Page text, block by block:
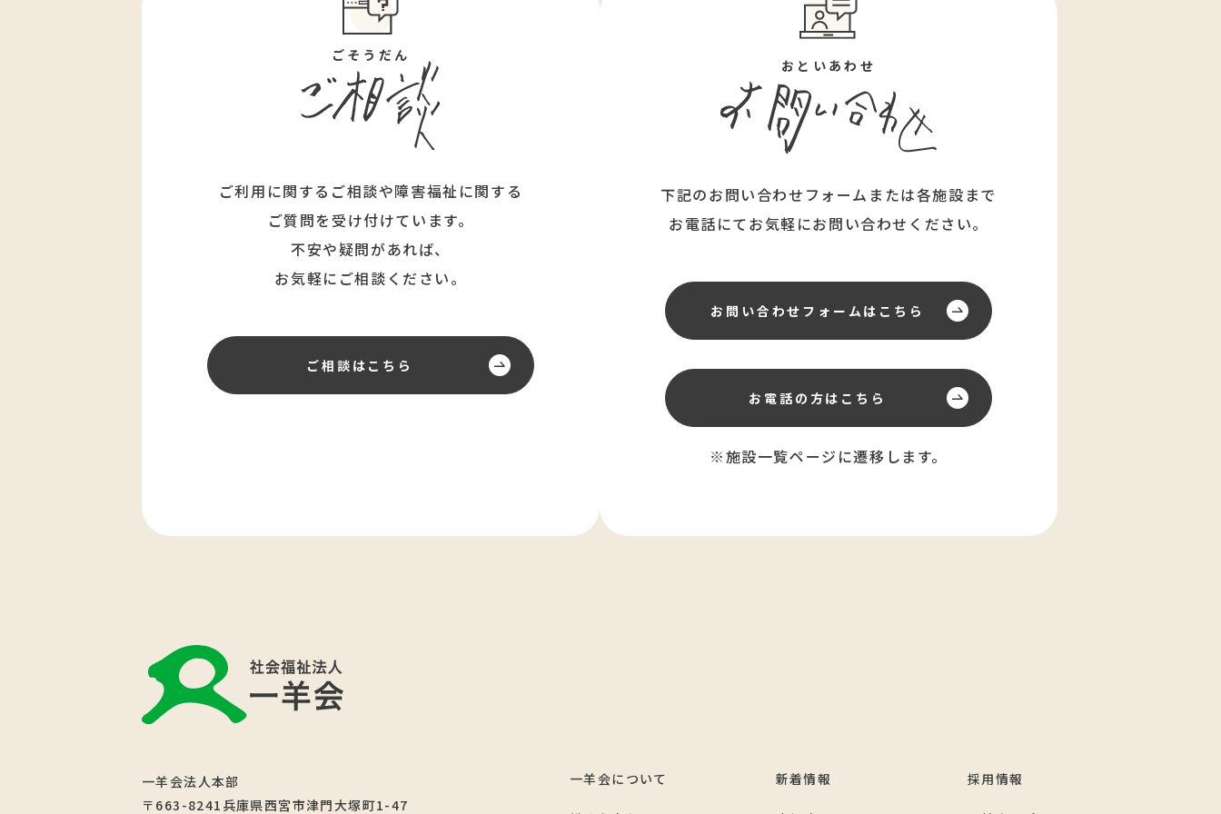
ごそうだん
ご利用に関するご相談や障害福祉に関する
ご質問を受け付けています。
不安や疑問があれば、
お気軽にご相談ください。
ご相談はこちら
おといあわせ
下記のお問い合わせフォームまたは各施設まで
お電話にてお気軽にお問い合わせください。
お問い合わせフォーム はこちら
お電話の方はこちら
※施設一覧ページに遷移します。
一羊会法人本部
〒663-8241兵庫県西宮市津門大塚町1-47
一羊会について 新着情報 採用情報